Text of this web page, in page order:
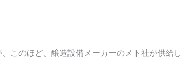
このほど、醸造設備メーカーのメト社が供給